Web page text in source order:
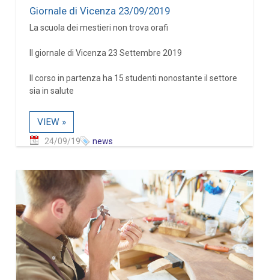
Giornale di Vicenza 23/09/2019
La scuola dei mestieri non trova orafi
Il giornale di Vicenza 23 Settembre 2019
Il corso in partenza ha 15 studenti nonostante il settore
sia in salute
VIEW »
24/09/19 news